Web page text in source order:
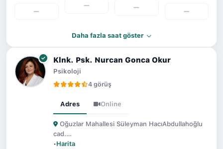
—
— —
—
Daha fazla saat göster
Klnk. Psk. Nurcan Gonca Okur
Psikoloji
4 görüş
Adres Online
Oğuzlar Mahallesi Süleyman HacıAbdullahoğlu
cad.…
•Harita